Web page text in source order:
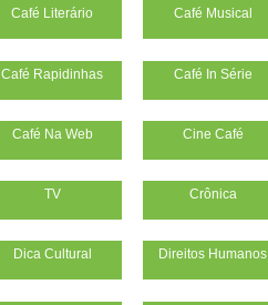
Café Literário Café Musical
Café Rapidinhas Café In Série
Café Na Web Cine Café
TV Crônica
Dica Cultural Direitos Humanos